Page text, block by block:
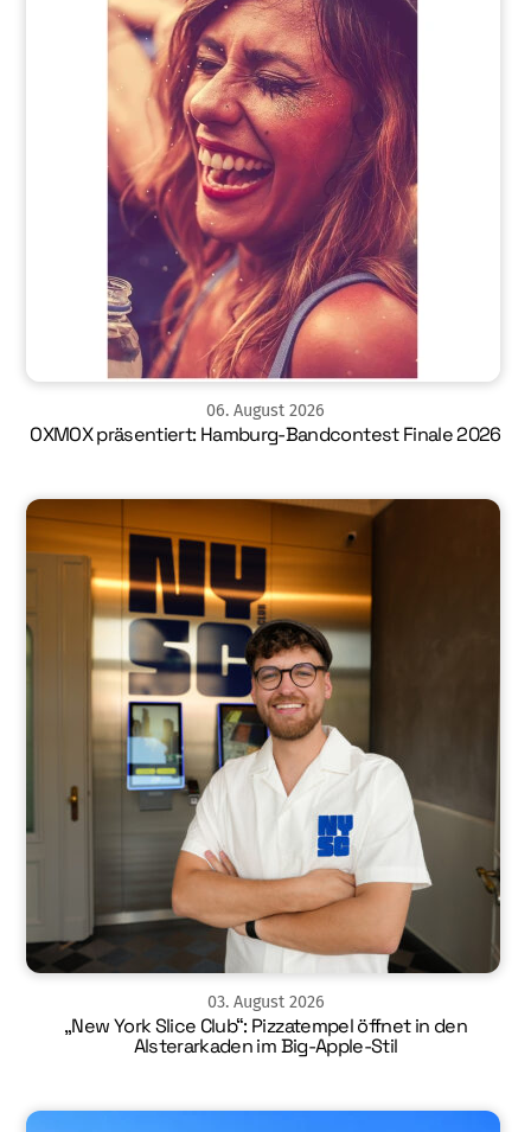
06. August 2026
OXMOX präsentiert: Hamburg-Bandcontest Finale 2026
03. August 2026
„New York Slice Club“: Pizzatempel öffnet in den
Alsterarkaden im Big-Apple-Stil